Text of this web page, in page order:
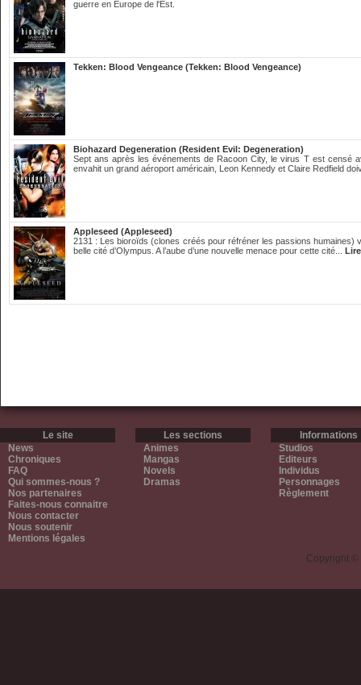
guerre en Europe de l'Est.
Tekken: Blood Vengeance (Tekken: Blood Vengeance)
Biohazard Degeneration (Resident Evil: Degeneration)
Sept ans après les événements de Racoon City, le virus T est censé
envahit un grand aéroport américain, Leon Kennedy et Claire Redfield
Appleseed (Appleseed)
2131 : Les bioroïds (clones créés pour réfréner les passions humaines)
belle cité d’Olympus. A l’aube d’une nouvelle menace pour cette cité...
Le site
News
Chroniques
FAQ
Qui sommes-nous ?
Nos partenaires
Faites-nous connaitre
Nous contacter
Nous soutenir
Mentions légales
Les sections
Animes
Mangas
Novels
Dramas
Informations
Studios
Editeurs
Individus
Personnages
Règlement
Copyright ©